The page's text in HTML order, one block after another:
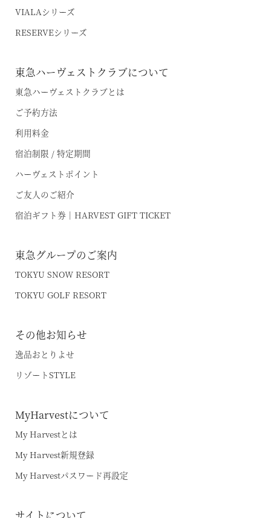
VIALAシリーズ
RESERVEシリーズ
東急ハーヴェストクラブについて
東急ハーヴェストクラブとは
ご予約方法
利用料金
宿泊制限 / 特定期間
ハーヴェストポイント
ご友人のご紹介
宿泊ギフト券｜HARVEST GIFT TICKET
東急グループのご案内
TOKYU SNOW RESORT
TOKYU GOLF RESORT
その他お知らせ
逸品おとりよせ
リゾートSTYLE
MyHarvestについて
My Harvestとは
My Harvest新規登録
My Harvestパスワード再設定
サイトについて